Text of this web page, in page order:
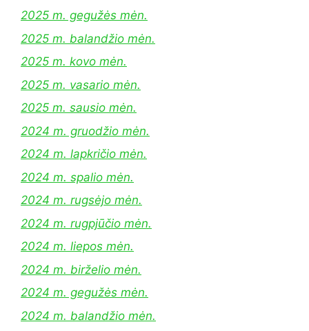
2025 m. gegužės mėn.
2025 m. balandžio mėn.
2025 m. kovo mėn.
2025 m. vasario mėn.
2025 m. sausio mėn.
2024 m. gruodžio mėn.
2024 m. lapkričio mėn.
2024 m. spalio mėn.
2024 m. rugsėjo mėn.
2024 m. rugpjūčio mėn.
2024 m. liepos mėn.
2024 m. birželio mėn.
2024 m. gegužės mėn.
2024 m. balandžio mėn.